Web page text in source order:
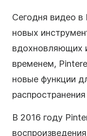
Сегодня видео
новых
вдохновляющих
временем,
новые функции
В 2016 году